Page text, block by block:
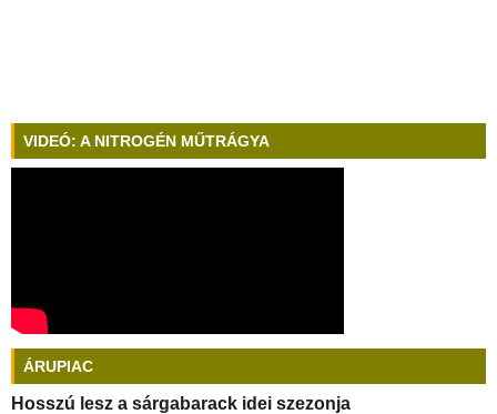
VIDEÓ: A NITROGÉN MŰTRÁGYA
ÁRUPIAC
Hosszú lesz a sárgabarack idei szezonja